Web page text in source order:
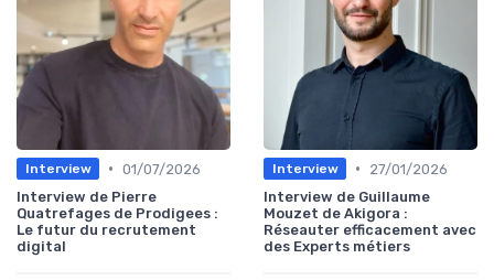
Interview • 01/07/2026
Interview de Pierre
Quatrefages de Prodigees :
Le futur du recrutement
digital
Interview •
27/01/2026
Interview de Guillaume
Mouzet de Akigora :
Réseauter efficacement avec
des Experts métiers